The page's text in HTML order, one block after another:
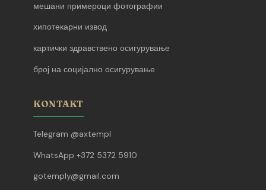
мешани примероци фотографии
хипотекарни извод
картички здравствено осигурување
број на социјално осигурување
KONTAKT
Telegram @axtempl
WhatsApp +372 5372 5910
gotemply@gmail.com